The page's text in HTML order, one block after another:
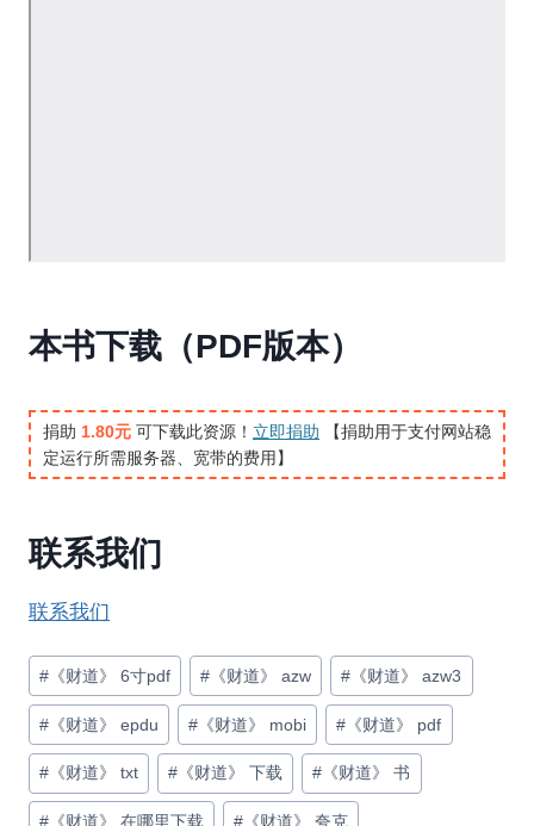
本书下载（PDF版本）
捐助 1.80元 可下载此资源！ 立即捐助 【捐助用于支付网站稳
定运行所需服务器、宽带的费用】
联系我们
联系我们
文
章
标
签：
# 《财道》 6寸pdf # 《财道》 azw # 《财道》 azw3
# 《财道》 epdu # 《财道》 mobi # 《财道》 pdf
# 《财道》 txt # 《财道》 下载 # 《财道》 书
# 《财道》 在哪里下载 # 《财道》 夸克